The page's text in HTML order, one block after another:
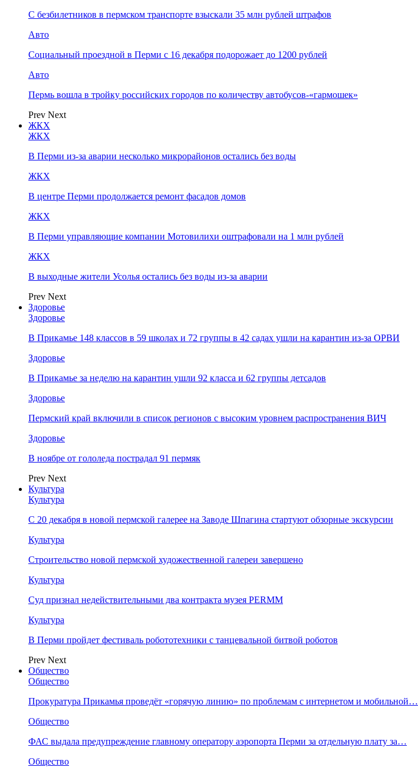
С безбилетников в пермском транспорте взыскали 35 млн рублей штрафов
Авто
Социальный проездной в Перми с 16 декабря подорожает до 1200 рублей
Авто
Пермь вошла в тройку российских городов по количеству автобусов-«гармошек»
Prev Next
ЖКХ
ЖКХ
В Перми из-за аварии несколько микрорайонов остались без воды
ЖКХ
В центре Перми продолжается ремонт фасадов домов
ЖКХ
В Перми управляющие компании Мотовилихи оштрафовали на 1 млн рублей
ЖКХ
В выходные жители Усолья остались без воды из-за аварии
Prev Next
Здоровье
Здоровье
В Прикамье 148 классов в 59 школах и 72 группы в 42 садах ушли на карантин из-за ОРВИ
Здоровье
В Прикамье за неделю на карантин ушли 92 класса и 62 группы детсадов
Здоровье
Пермский край включили в список регионов с высоким уровнем распространения ВИЧ
Здоровье
В ноябре от гололеда пострадал 91 пермяк
Prev Next
Культура
Культура
С 20 декабря в новой пермской галерее на Заводе Шпагина стартуют обзорные экскурсии
Культура
Строительство новой пермской художественной галереи завершено
Культура
Суд признал недействительными два контракта музея PERMM
Культура
В Перми пройдет фестиваль робототехники с танцевальной битвой роботов
Prev Next
Общество
Общество
Прокуратура Прикамья проведёт «горячую линию» по проблемам с интернетом и мобильной…
Общество
ФАС выдала предупреждение главному оператору аэропорта Перми за отдельную плату за…
Общество